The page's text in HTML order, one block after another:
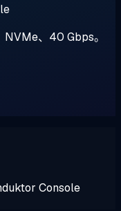
NVMe、40 Gbps。
Console